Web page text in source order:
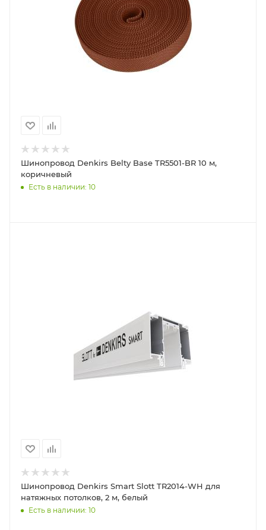
Шинопровод Denkirs Belty Base TR5501-BR 10 м,
коричневый
Есть в наличии: 10
Шинопровод Denkirs Smart Slott TR2014-WH для
натяжных потолков, 2 м, белый
Есть в наличии: 10